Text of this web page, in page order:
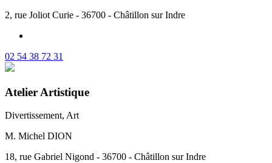
2, rue Joliot Curie - 36700 - Châtillon sur Indre
02 54 38 72 31
Atelier Artistique
Divertissement, Art
M. Michel DION
18, rue Gabriel Nigond - 36700 - Châtillon sur Indre